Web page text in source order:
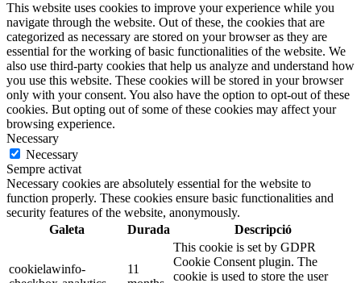
This website uses cookies to improve your experience while you
navigate through the website. Out of these, the cookies that are
categorized as necessary are stored on your browser as they are
essential for the working of basic functionalities of the website. We
also use third-party cookies that help us analyze and understand how
you use this website. These cookies will be stored in your browser
only with your consent. You also have the option to opt-out of these
cookies. But opting out of some of these cookies may affect your
browsing experience.
Necessary
Necessary
Sempre activat
Necessary cookies are absolutely essential for the website to
function properly. These cookies ensure basic functionalities and
security features of the website, anonymously.
Galeta
Durada Descripció
cookielawinfo-
11
This cookie is set by GDPR
Cookie Consent plugin. The
cookie is used to store the user